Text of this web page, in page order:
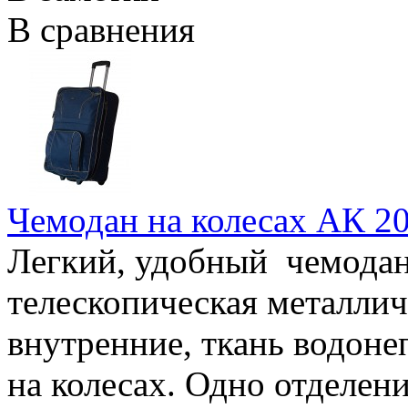
В сравнения
Чемодан на колесах АК
Легкий, удобный
телескопическая
внутренние, ткань
на колесах. Одно